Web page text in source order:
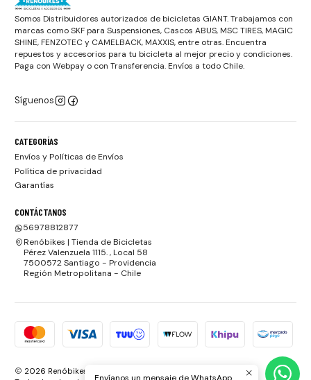
Somos Distribuidores autorizados de bicicletas GIANT. Trabajamos con
marcas como SKF para Suspensiones, Cascos ABUS, MSC TIRES, MAGIC
SHINE, FENZOTEC y CAMELBACK, MAXXIS, entre otras. Encuentra
repuestos y accesorios para tu bicicleta al mejor precio y condiciones.
Paga con Webpay o con Transferencia. Envíos a todo Chile.
Síguenos
CATEGORÍAS
Envíos y Políticas de Envíos
Política de privacidad
Garantías
CONTÁCTANOS
56978812877
Renóbikes | Tienda de Bicicletas
Pérez Valenzuela 1115. , Local 58
7500572 Santiago - Providencia
Región Metropolitana - Chile
2026 Renóbikes | Tienda de Bicicletas.
Envíanos un mensaje de WhatsApp